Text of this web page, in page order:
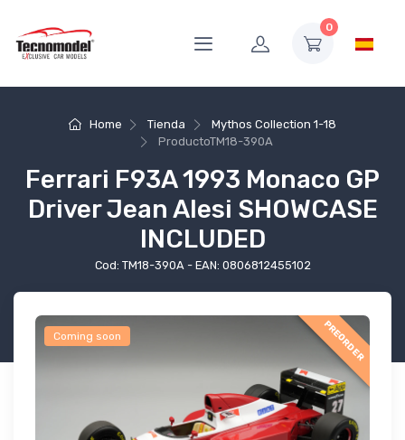
0
Home Tienda
Mythos Collection 1-18
ProductoTM18-390A
Ferrari F93A 1993 Monaco GP
Driver Jean Alesi SHOWCASE
INCLUDED
Cod: TM18-390A - EAN: 0806812455102
Coming soon PREORDER